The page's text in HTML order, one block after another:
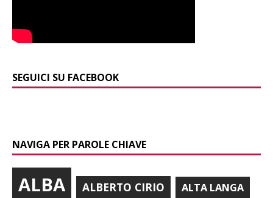
SEGUICI SU FACEBOOK
NAVIGA PER PAROLE CHIAVE
ALBA ALBERTO CIRIO ALTA LANGA